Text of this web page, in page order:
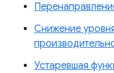
Снижение
Устаревшая